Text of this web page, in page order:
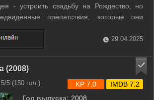
- устроить свадьбу на Рождество, но
препятствия, которые они
чтобы пожениться.r r Неожиданно в
бывший заключенный Леон Дикс, он ищет
в доме ...
29.04.2025
(2008)
5 (150 гол.)
Год выпуска: 2008
KP 7.0 IMDB 7.2